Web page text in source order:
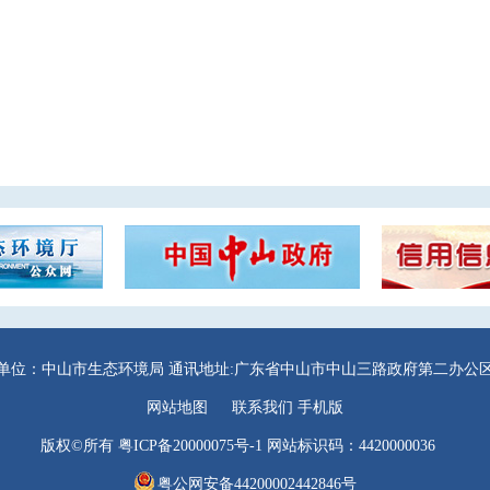
位：中山市生态环境局 通讯地址:广东省中山市中山三路政府第二办公
网站地图 联系我们 手机版
版权©所有 粤ICP备20000075号-1 网站标识码：4420000036
粤公网安备44200002442846号